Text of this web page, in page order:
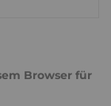
Browser für